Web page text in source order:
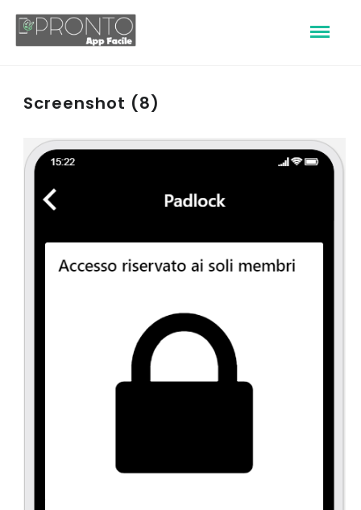
Screenshot (8)